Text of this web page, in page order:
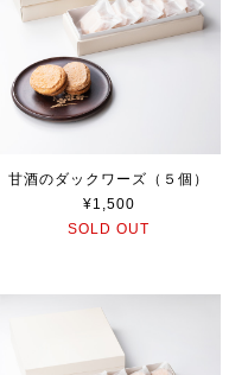
甘酒のダックワーズ（５個）
¥1,500
SOLD OUT